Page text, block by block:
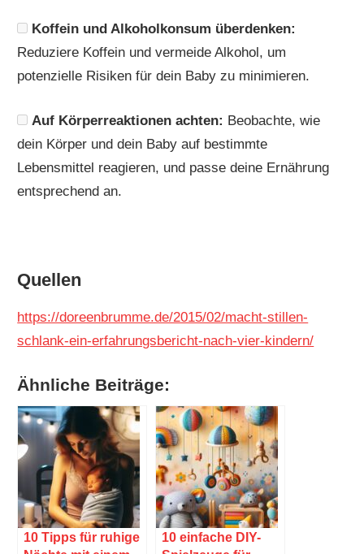
Koffein und Alkoholkonsum überdenken:
Reduziere Koffein und vermeide Alkohol, um
potenzielle Risiken für dein Baby zu minimieren.
Auf Körperreaktionen achten: Beobachte, wie
dein Körper und dein Baby auf bestimmte
Lebensmittel reagieren, und passe deine Ernährung
entsprechend an.
Quellen
https://doreenbrumme.de/2015/02/macht-stillen-
schlank-ein-erfahrungsbericht-nach-vier-kindern/
Ähnliche Beiträge:
10 Tipps für ruhige
10 einfache DIY-